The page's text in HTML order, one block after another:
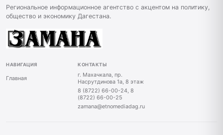
Региональное информационное агентство с акцентом на политику,
общество и экономику Дагестана.
НАВИГАЦИЯ
Главная
КОНТАКТЫ
г. Махачкала, пр.
Насрутдинова 1а, 8 этаж
8 (8722) 66-00-24, 8
(8722) 66-00-25
zamana@etnomediadag.ru